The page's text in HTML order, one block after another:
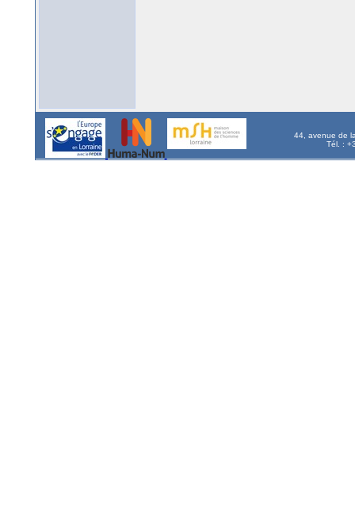
44, avenue de
Tél. :